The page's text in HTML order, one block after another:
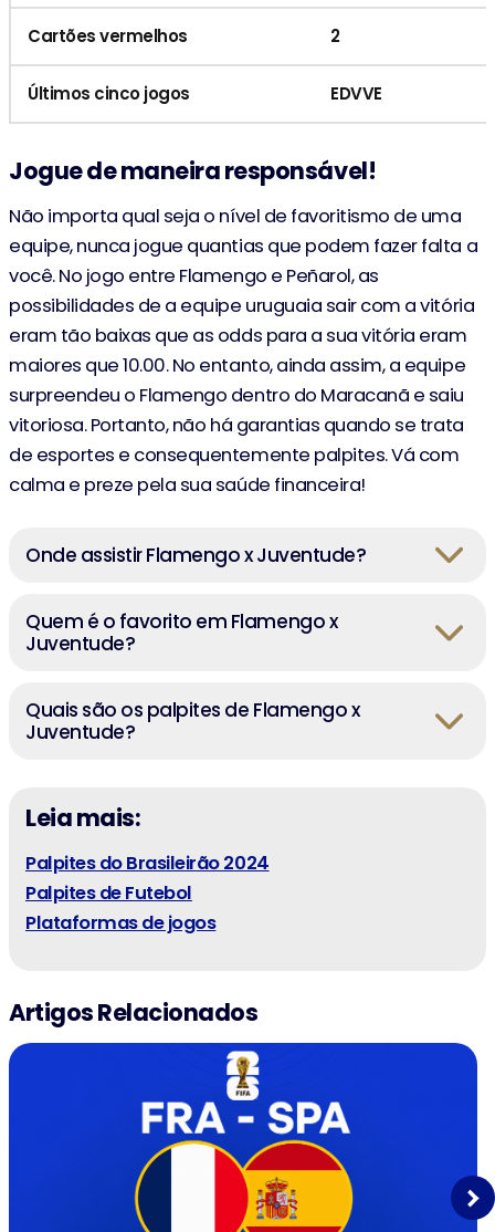
Cartões vermelhos 2
Últimos cinco jogos EDVVE
Jogue de maneira responsável!
Não importa qual seja o nível de favoritismo de uma
equipe, nunca jogue quantias que podem fazer falta a
você. No jogo entre Flamengo e Peñarol, as
possibilidades de a equipe uruguaia sair com a vitória
eram tão baixas que as odds para a sua vitória eram
maiores que 10.00. No entanto, ainda assim, a equipe
surpreendeu o Flamengo dentro do Maracanã e saiu
vitoriosa. Portanto, não há garantias quando se trata
de esportes e consequentemente palpites. Vá com
calma e preze pela sua saúde financeira!
Onde assistir Flamengo x Juventude?
Quem é o favorito em Flamengo x
Juventude?
Quais são os palpites de Flamengo x
Juventude?
Leia mais:
Palpites do Brasileirão 2024
Palpites de Futebol
Plataformas de jogos
Artigos Relacionados
Next